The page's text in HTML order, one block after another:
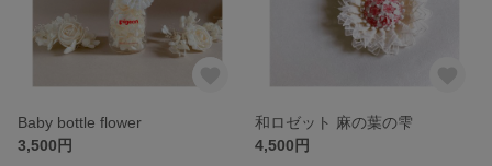
Baby bottle flower
3,500円
和ロゼット 麻の葉の雫
4,500円